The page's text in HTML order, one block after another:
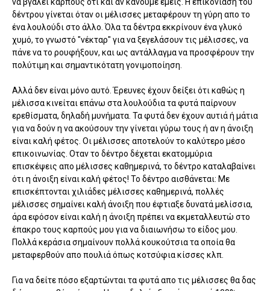
δέντρου γίνεται όταν οι μέλισσες μεταφέρουν τη γύρη απο το
ένα λουλούδι στο άλλο. Όλα τα δέντρα εκκρίνουν ένα γλυκό
χυμό, το γνωστό "νέκταρ" για να ξεγελάσουν τις μέλισσες, να
πάνε να το ρουφήξουν, και ως αντάλλαγμα να προσφέρουν την
πολύτιμη και σημαντικότατη γονιμοποίηση.
Αλλά δεν είναι μόνο αυτό. Έρευνες έχουν δείξει ότι καθώς η
μέλισσα κινείται επάνω στα λουλούδια τα φυτά παίρνουν
ερεθίσματα, δηλαδή μυνήματα. Τα φυτά δεν έχουν αυτιά ή μάτια
για να δούν η να ακούσουν την γίνεται γύρω τους ή αν η άνοιξη
είναι καλή φέτος. Οι μέλισσες αποτελούν το καλύτερο μέσο
επικοινωνίας. Οταν το δέντρο δέχεται εκατομμύρια
επισκέψεις απο μέλισσες καθημερινά, το δέντρο καταλαβαίνει
ότι η άνοιξη είναι καλή φέτος! Το δέντρο αισθάνεται: Με
επισκέπτονται χιλιάδες μέλισσες καθημερινά, πολλές
μέλισσες σημαίνει καλή άνοιξη που έφτιαξε δυνατά μελίσσια,
άρα εφόσον είναι καλή η άνοιξη πρέπει να εκμεταλλευτώ στο
έπακρο τους καρπούς μου για να διαιωνήσω το είδος μου.
Πολλά κεράσια σημαίνουν πολλά κουκούτσια τα οποία θα
μεταφερθούν απο πουλιά όπως κοτσύφια κίσσες κλπ.
Για να δείτε πόσο εξαρτώνται τα φυτά απο τις μέλισσες θα δας